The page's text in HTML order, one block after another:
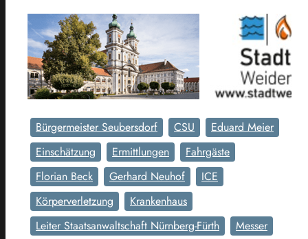
Bürgermeister Seubersdorf CSU
Eduard Meier
Einschätzung
Ermittlungen
Fahrgäste
Florian Beck
Gerhard Neuhof
ICE
Körperverletzung
Krankenhaus
Leiter Staatsanwaltschaft Nürnberg-Fürth
Messer